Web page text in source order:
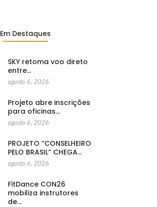
Em Destaques
SKY retoma voo direto
entre…
agosto 6, 2026
Projeto abre inscrições
para oficinas…
agosto 6, 2026
PROJETO “CONSELHEIRO
PELO BRASIL” CHEGA…
agosto 6, 2026
FitDance CON26
mobiliza instrutores
de…